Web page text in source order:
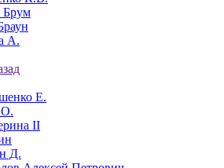
Брум
А.
Е.
О.
II
Д.